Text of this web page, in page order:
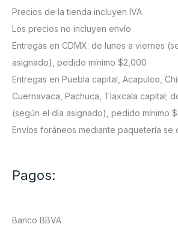
Precios de la tienda incluyen IVA
Los precios no incluyen envío
Entregas en CDMX: de lunes a viernes
asignado), pedido mínimo $2,000
Entregas en Puebla capital, Acapulco,
Cuernavaca, Pachuca, Tlaxcala capital;
(según el día asignado), pedido mínimo
Envíos foráneos mediante paquetería se
Pagos:
Banco BBVA